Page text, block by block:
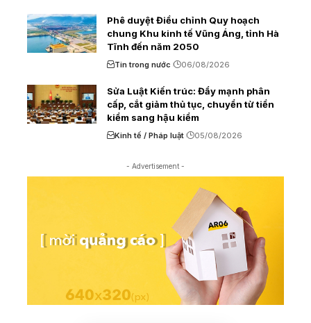
Phê duyệt Điều chỉnh Quy hoạch
chung Khu kinh tế Vũng Áng, tỉnh Hà
Tĩnh đến năm 2050
Tin trong nước 06/08/2026
Sửa Luật Kiến trúc: Đẩy mạnh phân
cấp, cắt giảm thủ tục, chuyển từ tiền
kiểm sang hậu kiểm
Kinh tế / Pháp luật 05/08/2026
- Advertisement -